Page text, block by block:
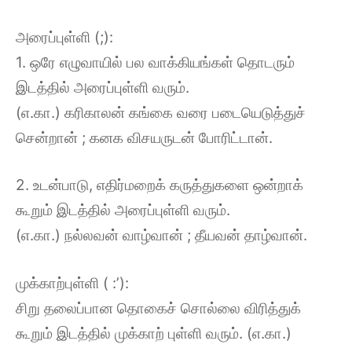
அரைப்புள்ளி (;):
1. ஒரே எழுவாயில் பல வாக்கியங்கள் தொடரும்
இடத்தில் அரைப்புள்ளி வரும்.
(எ.கா.) கரிகாலன் கங்கை வரை படையெடுத்துச்
சென்றான் ; கனக விசயருடன் போரிட்டான்.
2. உடன்பாடு, எதிர்மறைக் கருத்துகளை ஒன்றாக்
கூறும் இடத்தில் அரைப்புள்ளி வரும்.
(எ.கா.) நல்லவன் வாழ்வான் ; தீயவன் தாழ்வான்.
முக்காற்புள்ளி ( :’):
சிறு தலைப்பான தொகைச் சொல்லை விரித்துக்
கூறும் இடத்தில் முக்காற் புள்ளி வரும். (எ.கா.)